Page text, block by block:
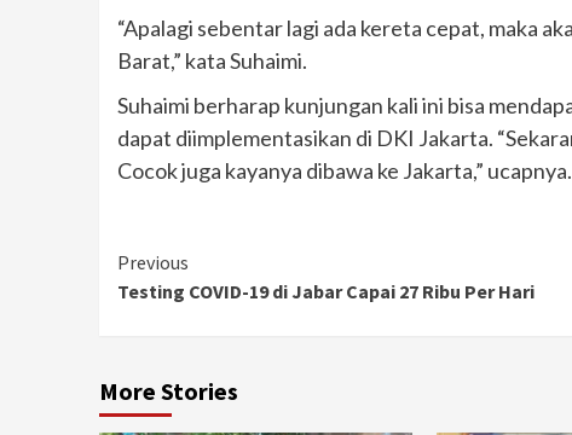
“Apalagi sebentar lagi ada kereta cepat, maka
Barat,” kata Suhaimi.
Suhaimi berharap kunjungan kali ini bisa
dapat diimplementasikan di DKI Jakarta.
Cocok juga kayanya dibawa ke Jakarta,” ucapnya.
Continue
Reading
Previous
Testing COVID-19 di Jabar Capai 27 Ribu Per Hari
More Stories